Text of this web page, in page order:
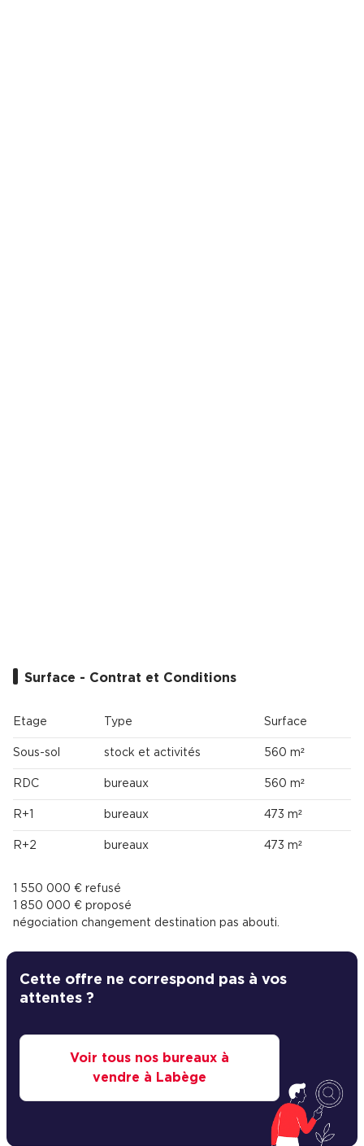
Surface - Contrat et Conditions
Etage Type Surface
Sous-sol stock et activités 560 m²
RDC bureaux 560 m²
R+1 bureaux 473 m²
R+2 bureaux 473 m²
1 550 000 € refusé
1 850 000 € proposé
négociation changement destination pas abouti.
Cette offre ne correspond pas à vos
attentes ?
Voir tous nos bureaux à
vendre à Labège